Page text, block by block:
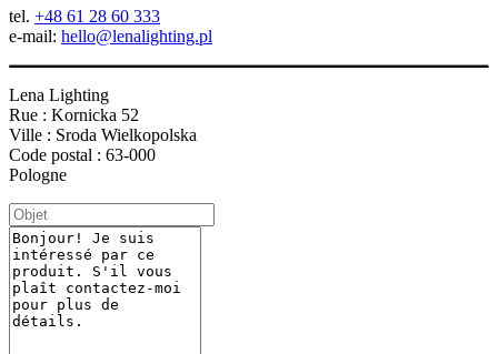
tel. +48 61 28 60 333
e-mail: hello@lenalighting.pl
Lena Lighting
Rue : Kornicka 52
Ville : Sroda Wielkopolska
Code postal : 63-000
Pologne